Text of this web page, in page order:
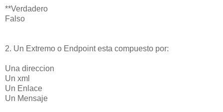
**Verdadero
Falso
2. Un Extremo o Endpoint esta compuesto por:
Una direccion
Un xml
Un Enlace
Un Mensaje